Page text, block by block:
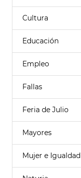
Cultura
Educación
Empleo
Fallas
Feria de Julio
Mayores
Mujer e Igualdad